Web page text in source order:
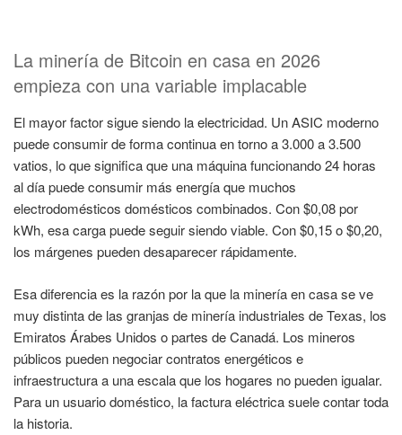
La minería de Bitcoin en casa en 2026
empieza con una variable implacable
El mayor factor sigue siendo la electricidad. Un ASIC moderno
puede consumir de forma continua en torno a 3.000 a 3.500
vatios, lo que significa que una máquina funcionando 24 horas
al día puede consumir más energía que muchos
electrodomésticos domésticos combinados. Con $0,08 por
kWh, esa carga puede seguir siendo viable. Con $0,15 o $0,20,
los márgenes pueden desaparecer rápidamente.
Esa diferencia es la razón por la que la minería en casa se ve
muy distinta de las granjas de minería industriales de Texas, los
Emiratos Árabes Unidos o partes de Canadá. Los mineros
públicos pueden negociar contratos energéticos e
infraestructura a una escala que los hogares no pueden igualar.
Para un usuario doméstico, la factura eléctrica suele contar toda
la historia.